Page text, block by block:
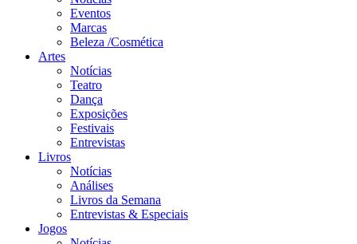
Eventos
Marcas
Beleza /Cosmética
Artes
Notícias
Teatro
Dança
Exposições
Festivais
Entrevistas
Livros
Notícias
Análises
Livros da Semana
Entrevistas & Especiais
Jogos